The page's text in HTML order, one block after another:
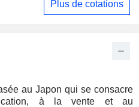
au Japon qui se consacre
à la vente et au
Plus de cotations